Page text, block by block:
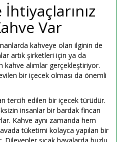
Var
kahveye olan ilginin de
artık şirketleri için ya da
kahve alımlar gerçekleştiriyor.
bir içecek olması da önemli
tercih edilen bir içecek türüdür.
insanlar bir bardak fincan
Kahve aynı zamanda hem
tüketimi kolayca yapılan bir